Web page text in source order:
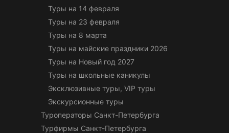
Туры на 14 февраля
Туры на 23 февраля
Туры на 8 марта
Туры на майские праздники 2026
Туры на Новый год 2027
Туры на школьные каникулы
Эксклюзивные туры, VIP туры
Экскурсионные туры
Туроператоры Санкт-Петербурга
Турфирмы Санкт-Петербурга